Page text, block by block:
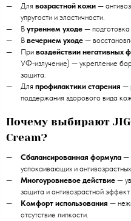
Для возрастной кожи —
упругости и эластичности.
В утреннем уходе — подготовка
В вечернем уходе —
При воздействии негативных
УФ‑излучение) — укрепление
защита.
Для профилактики старения —
поддержания здорового вида
Почему выбирают
Cream?
Сбалансированная формула —
успокаивающих и
Многоуровневое действие —
защита и антивозрастной
Комфорт использования —
отсутствие липкости.